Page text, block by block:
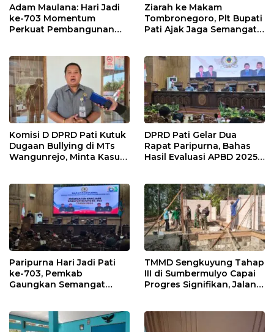
Adam Maulana: Hari Jadi
ke-703 Momentum
Perkuat Pembangunan
Ziarah ke Makam
Tombronegoro, Plt Bupati
Pati Ajak Jaga Semangat
Berkualitas
Komisi D DPRD Pati Kutuk
Dugaan Bullying di MTs
Wangunrejo, Minta Kasus
DPRD Pati Gelar Dua
Rapat Paripurna, Bahas
Hasil Evaluasi APBD 2025
Paripurna Hari Jadi Pati
ke-703, Pemkab
Gaungkan Semangat
TMMD Sengkuyung Tahap
III di Sumbermulyo Capai
Progres Signifikan, Jalan